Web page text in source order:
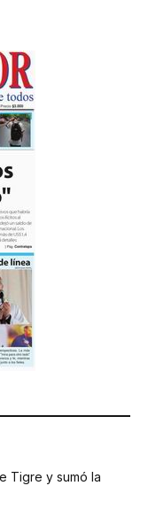
Tigre y sumó la